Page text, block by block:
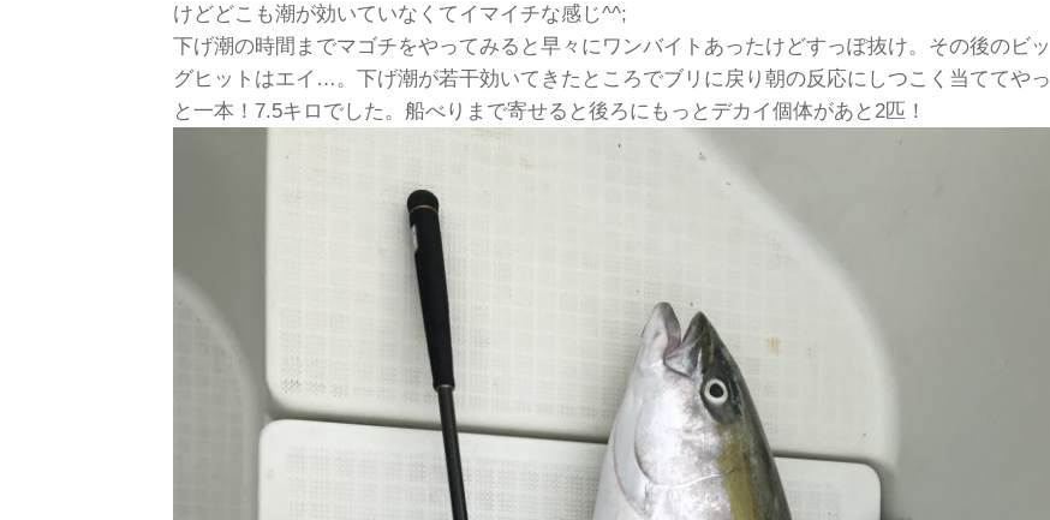
けどどこも潮が効いていなくてイマイチな感じ^^;
下げ潮の時間までマゴチをやってみると早々にワンバイトあったけどすっぽ抜け。その後のビッ
グヒットはエイ…。下げ潮が若干効いてきたところでブリに戻り朝の反応にしつこく当ててやっ
と一本！7.5キロでした。船べりまで寄せると後ろにもっとデカイ個体があと2匹！